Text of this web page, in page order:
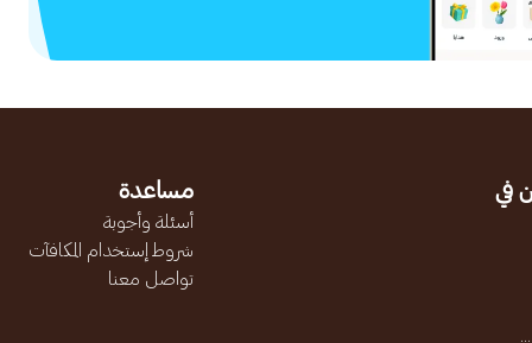
في مساعدة
أسئلة وأجوبة
شروط إستخدام المكافآت
تواصل معنا